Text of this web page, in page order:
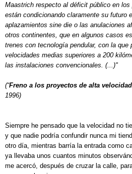
Maastrich respecto al déficit público en
están condicionando claramente su futuro
aplazamientos sine die o las anulaciones
otros continentes, que en algunos casos
trenes con tecnología pendular, con la que
velocidades medias superiores a 200
las instalaciones convencionales. (...)"
(“Freno a los proyectos de alta velocidad
1996)
Siempre he pensado que la velocidad no
y que nadie podría confundir nunca mi
otro día, mientras barría la entrada como
ya llevaba unos cuantos minutos
me acercó, después de cruzar la calle,